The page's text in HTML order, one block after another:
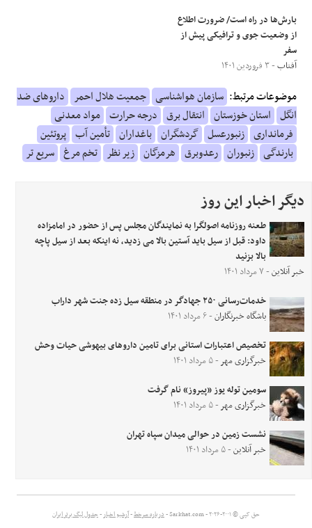
بارش‌ها در راه است/ ضرورت اطلاع
از وضعیت جوی و ترافیکی پیش از
سفر
آفتاب- ۳ فروردین ۱۴۰۱
موضوعات مرتبط: سازمان هواشناسی جمعیت هلال احمر داروهای ضد
انگل استان خوزستان انتقال برق درجه حرارت مواد معدنی
فرمانداری زنبورعسل گردشگران باغداران تأمین آب پروتئین
بارندگی زنبوران رعدوبرق هرمزگان زیر نظر تخم مرغ سریع تر
دیگر اخبار این روز
طعنه روزنامه اصولگرا به نمایندگان مجلس پس از حضور در امامزاده
داود: قبل از سیل باید آستین بالا می زدید، نه اینکه بعد از سیل پاچه
بالا بزنید
خبر آنلاین- ۷ مرداد ۱۴۰۱
خدمات‌رسانی ۲۵۰ جهادگر در منطقه سیل زده جنت شهر داراب
باشگاه خبرنگاران- ۶ مرداد ۱۴۰۱
تخصیص اعتبارات استانی برای تامین داروهای بیهوشی حیات وحش
خبرگزاری مهر- ۵ مرداد ۱۴۰۱
سومین توله یوز «پیروز» نام گرفت
خبرگزاری مهر- ۵ مرداد ۱۴۰۱
نشست زمین در حوالی میدان سپاه تهران
خبر آنلاین- ۵ مرداد ۱۴۰۱
حق کپی © ۲۰۰۱-۲۰۲۶ - Sarkhat.com - درباره سرخط-آرشیو اخبار-جدول لیگ برتر ایران